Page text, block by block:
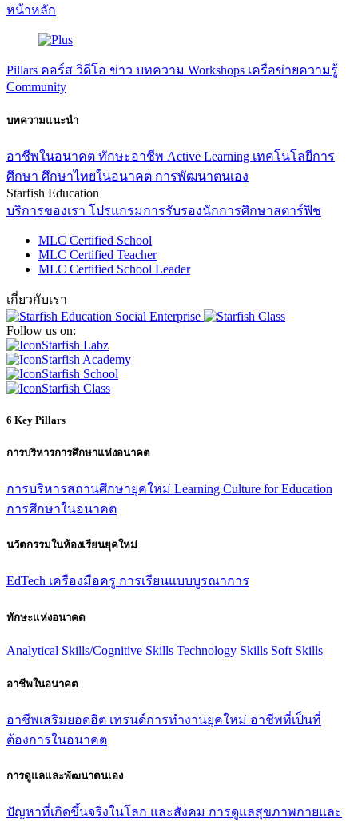
หน้าหลัก
Pillars คอร์ส วิดีโอ ข่าว บทความ Workshops เครือข่ายความรู้
Community
บทความแนะนำ
อาชีพในอนาคต ทักษะอาชีพ Active Learning เทคโนโลยีการ
ศึกษา ศึกษาไทยในอนาคต การพัฒนาตนเอง
Starfish Education
บริการของเรา โปรแกรมการรับรองนักการศึกษาสตาร์ฟิช
MLC Certified School
MLC Certified Teacher
MLC Certified School Leader
เกี่ยวกับเรา
Follow us on:
Starfish Labz
Starfish Academy
Starfish School
Starfish Class
6 Key Pillars
การบริหารการศึกษาแห่งอนาคต
การบริหารสถานศึกษายุคใหม่ Learning Culture for Education
การศึกษาในอนาคต
นวัตกรรมในห้องเรียนยุคใหม่
EdTech เครืองมือครู การเรียนแบบบูรณาการ
ทักษะแห่งอนาคต
Analytical Skills/Cognitive Skills Technology Skills Soft Skills
อาชีพในอนาคต
อาชีพเสริมยอดฮิต เทรนด์การทํางานยุคใหม่ อาชีพที่เป็นที่
ต้องการในอนาคต
การดูแลและพัฒนาตนเอง
ปัญหาที่เกิดขึ้นจริงในโลก และสังคม การดูแลสุขภาพกายและ